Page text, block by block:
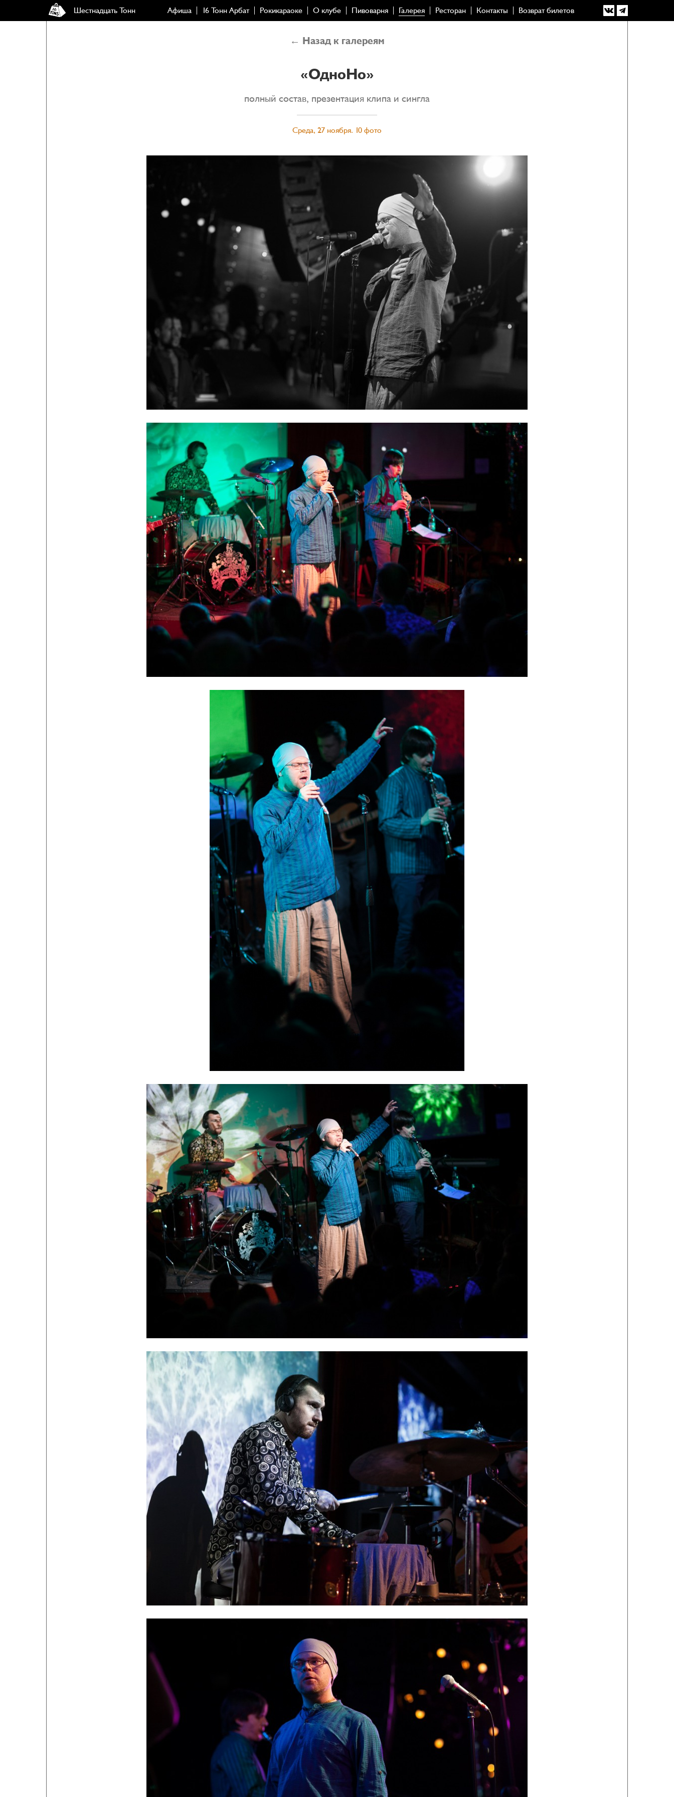
Шестнадцать Тонн Афиша 16 Тонн Арбат Рокикараоке О клубе Пивоварня Галерея Ресторан Контакты Возврат билетов
← Назад к галереям
«ОдноНо»
полный состав, презентация клипа и сингла
Среда, 27 ноября. 10 фото